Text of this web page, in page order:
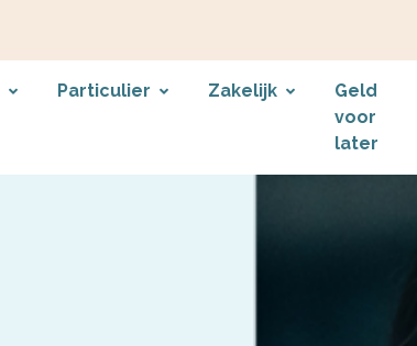
Particulier Zakelijk
Geld
voor
later